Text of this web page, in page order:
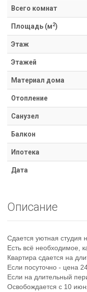
Информация
Ипотека
Риэлторские
услуги
Продать
недвижимость
Сопровождение
ипотеки
Юридические
услуги
Статьи
Контакты
8
800
8
670
14
14
Всего комнат
Площадь (м2)
Этаж
Этажей
Материал дома
Отопление
Санузел
Балкон
Ипотека
Дата
Описание
Сдается уютная студия
Есть всё необходимое,
Квартира сдается на
Если посуточно - цена
Если на длительный
Освобождается с 10